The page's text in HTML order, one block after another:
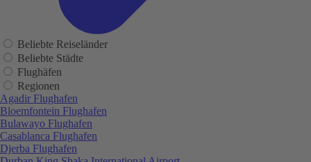
Beliebte Reiseländer
Beliebte Städte
Flughäfen
Regionen
Agadir Flughafen
Bloemfontein Flughafen
Bulawayo Flughafen
Casablanca Flughafen
Djerba Flughafen